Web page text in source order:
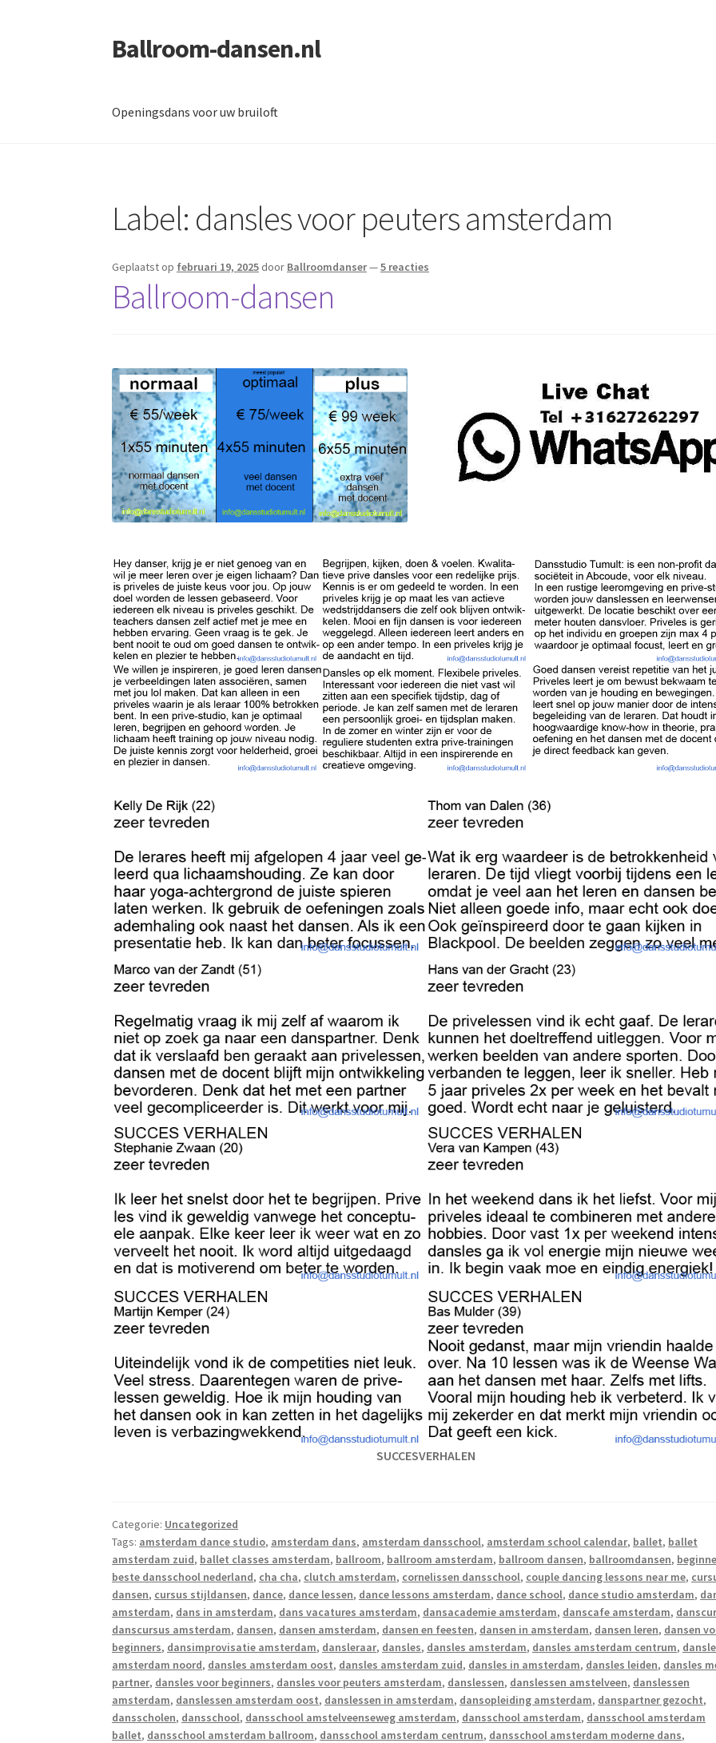
Ga
door
Ga
naar
Ballroom-dansen.nl
Openingsdans voor uw bruiloft
Label: dansles voor peuters amsterdam
Geplaatst op februari 19, 2025 door Ballroomdanser—5 reacties
Ballroom-dansen
SUCCESVERHALEN
Categorie: Uncategorized
Tags: amsterdam dance studio, amsterdam dans, amsterdam dansschool, amsterdam school calendar, ballet, ballet
amsterdam zuid, ballet classes amsterdam, ballroom, ballroom amsterdam, ballroom dansen, ballroomdansen,
beste dansschool nederland, cha cha, clutch amsterdam, cornelissen dansschool, couple dancing lessons near me,
dansen, cursus stijldansen, dance, dance lessen, dance lessons amsterdam, dance school, dance studio amsterdam,
amsterdam, dans in amsterdam, dans vacatures amsterdam, dansacademie amsterdam, danscafe amsterdam,
danscursus amsterdam, dansen, dansen amsterdam, dansen en feesten, dansen in amsterdam, dansen leren, dansen
beginners, dansimprovisatie amsterdam, dansleraar, dansles, dansles amsterdam, dansles amsterdam centrum,
amsterdam noord, dansles amsterdam oost, dansles amsterdam zuid, dansles in amsterdam, dansles leiden, dansles
partner, dansles voor beginners, dansles voor peuters amsterdam, danslessen, danslessen amstelveen, danslessen
amsterdam, danslessen amsterdam oost, danslessen in amsterdam, dansopleiding amsterdam, danspartner gezocht,
dansscholen, dansschool, dansschool amstelveenseweg amsterdam, dansschool amsterdam, dansschool amsterdam
ballet, dansschool amsterdam ballroom, dansschool amsterdam centrum, dansschool amsterdam moderne dans,